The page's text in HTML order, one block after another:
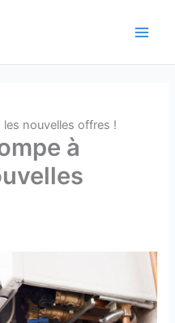
nouvelles offres !
à